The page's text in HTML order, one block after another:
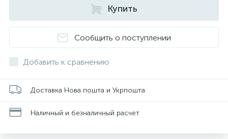
Купить
Сообщить о поступлении
Добавить к сравнению
Доставка Нова пошта и Укрпошта
Наличный и безналичный расчет